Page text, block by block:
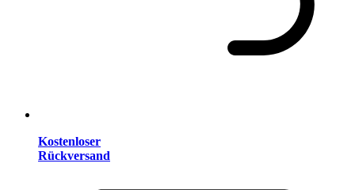
Kostenloser
Rückversand